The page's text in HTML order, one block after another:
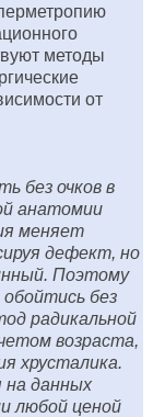
методы
от
без очков в
анатомии
меняет
дефект, но
Поэтому
без
радикальной
возраста,
хрусталика.
на данных
любой ценой